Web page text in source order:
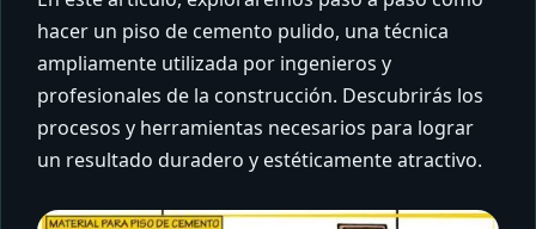
hacer un piso de cemento pulido, una técnica
ampliamente utilizada por ingenieros y
profesionales de la construcción. Descubrirás los
procesos y herramientas necesarios para lograr
un resultado duradero y estéticamente atractivo.